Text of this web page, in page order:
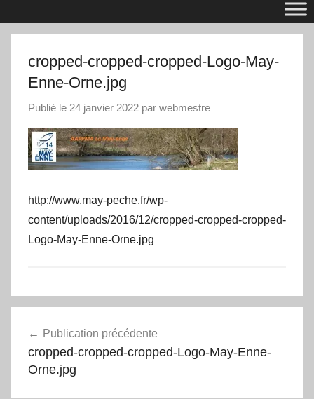
cropped-cropped-cropped-Logo-May-
Enne-Orne.jpg
Publié le 24 janvier 2022 par webmestre
http://www.may-peche.fr/wp-
content/uploads/2016/12/cropped-cropped-cropped-
Logo-May-Enne-Orne.jpg
de
l’article
Publication précédente
cropped-cropped-cropped-Logo-May-Enne-
Orne.jpg